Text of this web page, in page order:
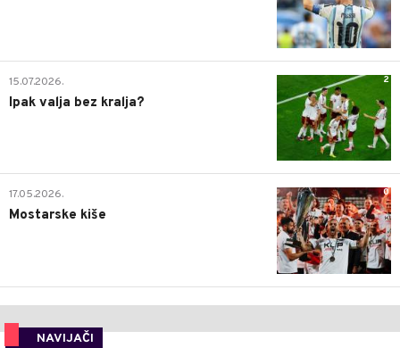
2
15.07.2026.
Ipak valja bez kralja?
0
17.05.2026.
Mostarske kiše
NAVIJAČI